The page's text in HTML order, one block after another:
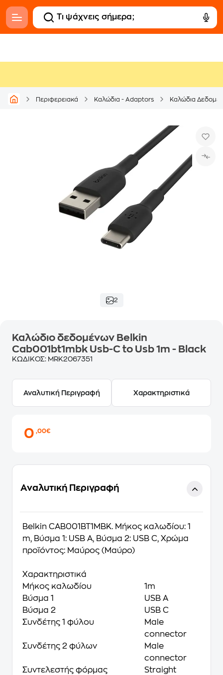
Περιφερειακά Καλώδια - Adaptors Καλώδια
2
Καλώδιο δεδομένων Belkin
Cab001bt1mbk Usb-C to Usb 1m - Black
ΚΩΔΙΚΟΣ: MRK2067351
Αναλυτική Περιγραφή Χαρακτηριστικά
0,00€
Αναλυτική Περιγραφή
Belkin CAB001BT1MBK. Μήκος καλωδίου: 1
m, Βύσμα 1: USB A, Βύσμα 2: USB C, Χρώμα
προϊόντος: Μαύρος (Μαύρο)
Χαρακτηριστικά
Μήκος καλωδίου
1m
Βύσμα 1
USB A
Βύσμα 2
USB C
Συνδέτης 1 φύλου
Male
connector
Συνδέτης 2 φύλων
Male
connector
Συντελεστής φόρμας
Straight